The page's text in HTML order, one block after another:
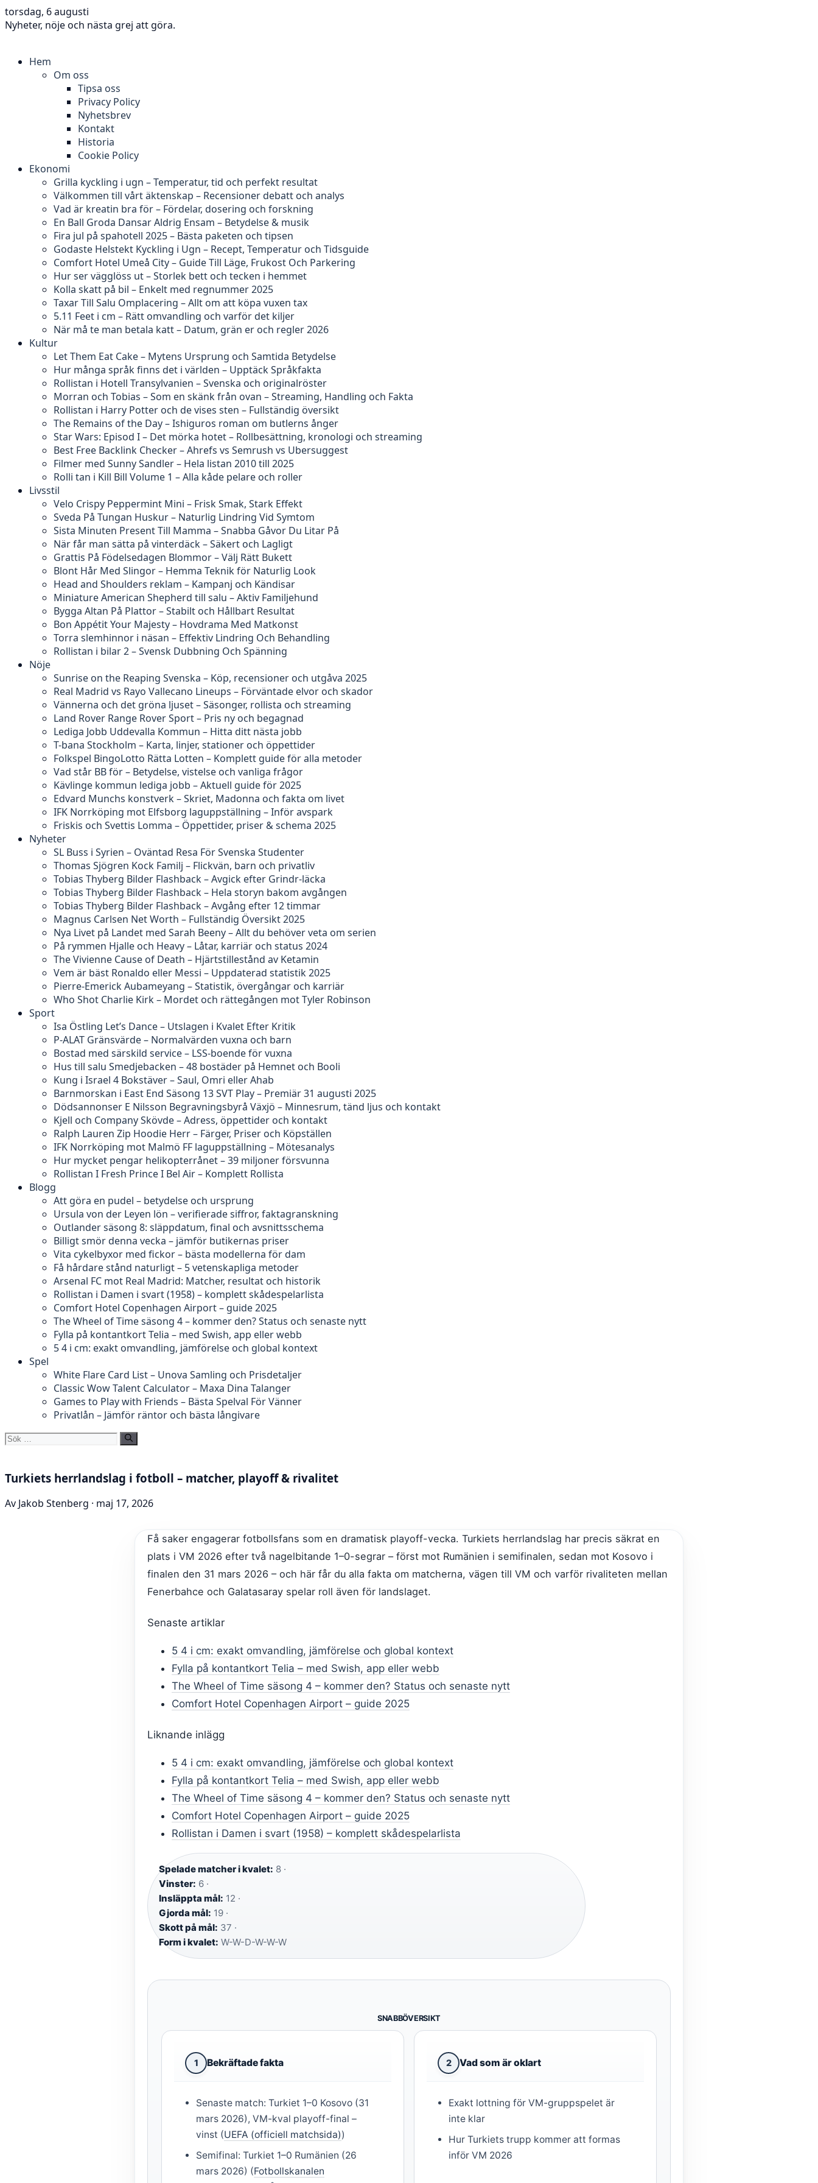
torsdag, 6 augusti
Nyheter, nöje och nästa grej att göra.
Hem
Om oss
Tipsa oss
Privacy Policy
Nyhetsbrev
Kontakt
Historia
Cookie Policy
Ekonomi
Grilla kyckling i ugn – Temperatur, tid och perfekt resultat
Välkommen till vårt äktenskap – Recensioner debatt och analys
Vad är kreatin bra för – Fördelar, dosering och forskning
En Ball Groda Dansar Aldrig Ensam – Betydelse & musik
Fira jul på spahotell 2025 – Bästa paketen och tipsen
Godaste Helstekt Kyckling i Ugn – Recept, Temperatur och Tidsguide
Comfort Hotel Umeå City – Guide Till Läge, Frukost Och Parkering
Hur ser vägglöss ut – Storlek bett och tecken i hemmet
Kolla skatt på bil – Enkelt med regnummer 2025
Taxar Till Salu Omplacering – Allt om att köpa vuxen tax
5.11 Feet i cm – Rätt omvandling och varför det kiljer
När må te man betala katt – Datum, grän er och regler 2026
Kultur
Let Them Eat Cake – Mytens Ursprung och Samtida Betydelse
Hur många språk finns det i världen – Upptäck Språkfakta
Rollistan i Hotell Transylvanien – Svenska och originalröster
Morran och Tobias – Som en skänk från ovan – Streaming, Handling och Fakta
Rollistan i Harry Potter och de vises sten – Fullständig översikt
The Remains of the Day – Ishiguros roman om butlerns ånger
Star Wars: Episod I – Det mörka hotet – Rollbesättning, kronologi och streaming
Best Free Backlink Checker – Ahrefs vs Semrush vs Ubersuggest
Filmer med Sunny Sandler – Hela listan 2010 till 2025
Rolli tan i Kill Bill Volume 1 – Alla kåde pelare och roller
Livsstil
Velo Crispy Peppermint Mini – Frisk Smak, Stark Effekt
Sveda På Tungan Huskur – Naturlig Lindring Vid Symtom
Sista Minuten Present Till Mamma – Snabba Gåvor Du Litar På
När får man sätta på vinterdäck – Säkert och Lagligt
Grattis På Födelsedagen Blommor – Välj Rätt Bukett
Blont Hår Med Slingor – Hemma Teknik för Naturlig Look
Head and Shoulders reklam – Kampanj och Kändisar
Miniature American Shepherd till salu – Aktiv Familjehund
Bygga Altan På Plattor – Stabilt och Hållbart Resultat
Bon Appétit Your Majesty – Hovdrama Med Matkonst
Torra slemhinnor i näsan – Effektiv Lindring Och Behandling
Rollistan i bilar 2 – Svensk Dubbning Och Spänning
Nöje
Sunrise on the Reaping Svenska – Köp, recensioner och utgåva 2025
Real Madrid vs Rayo Vallecano Lineups – Förväntade elvor och skador
Vännerna och det gröna ljuset – Säsonger, rollista och streaming
Land Rover Range Rover Sport – Pris ny och begagnad
Lediga Jobb Uddevalla Kommun – Hitta ditt nästa jobb
T-bana Stockholm – Karta, linjer, stationer och öppettider
Folkspel BingoLotto Rätta Lotten – Komplett guide för alla metoder
Vad står BB för – Betydelse, vistelse och vanliga frågor
Kävlinge kommun lediga jobb – Aktuell guide för 2025
Edvard Munchs konstverk – Skriet, Madonna och fakta om livet
IFK Norrköping mot Elfsborg laguppställning – Inför avspark
Friskis och Svettis Lomma – Öppettider, priser & schema 2025
Nyheter
SL Buss i Syrien – Oväntad Resa För Svenska Studenter
Thomas Sjögren Kock Familj – Flickvän, barn och privatliv
Tobias Thyberg Bilder Flashback – Avgick efter Grindr-läcka
Tobias Thyberg Bilder Flashback – Hela storyn bakom avgången
Tobias Thyberg Bilder Flashback – Avgång efter 12 timmar
Magnus Carlsen Net Worth – Fullständig Översikt 2025
Nya Livet på Landet med Sarah Beeny – Allt du behöver veta om serien
På rymmen Hjalle och Heavy – Låtar, karriär och status 2024
The Vivienne Cause of Death – Hjärtstillestånd av Ketamin
Vem är bäst Ronaldo eller Messi – Uppdaterad statistik 2025
Pierre-Emerick Aubameyang – Statistik, övergångar och karriär
Who Shot Charlie Kirk – Mordet och rättegången mot Tyler Robinson
Sport
Isa Östling Let’s Dance – Utslagen i Kvalet Efter Kritik
P-ALAT Gränsvärde – Normalvärden vuxna och barn
Bostad med särskild service – LSS-boende för vuxna
Hus till salu Smedjebacken – 48 bostäder på Hemnet och Booli
Kung i Israel 4 Bokstäver – Saul, Omri eller Ahab
Barnmorskan i East End Säsong 13 SVT Play – Premiär 31 augusti 2025
Dödsannonser E Nilsson Begravningsbyrå Växjö – Minnesrum, tänd ljus och kontakt
Kjell och Company Skövde – Adress, öppettider och kontakt
Ralph Lauren Zip Hoodie Herr – Färger, Priser och Köpställen
IFK Norrköping mot Malmö FF laguppställning – Mötesanalys
Hur mycket pengar helikopterrånet – 39 miljoner försvunna
Rollistan I Fresh Prince I Bel Air – Komplett Rollista
Blogg
Att göra en pudel – betydelse och ursprung
Ursula von der Leyen lön – verifierade siffror, faktagranskning
Outlander säsong 8: släppdatum, final och avsnittsschema
Billigt smör denna vecka – jämför butikernas priser
Vita cykelbyxor med fickor – bästa modellerna för dam
Få hårdare stånd naturligt – 5 vetenskapliga metoder
Arsenal FC mot Real Madrid: Matcher, resultat och historik
Rollistan i Damen i svart (1958) – komplett skådespelarlista
Comfort Hotel Copenhagen Airport – guide 2025
The Wheel of Time säsong 4 – kommer den? Status och senaste nytt
Fylla på kontantkort Telia – med Swish, app eller webb
5 4 i cm: exakt omvandling, jämförelse och global kontext
Spel
White Flare Card List – Unova Samling och Prisdetaljer
Classic Wow Talent Calculator – Maxa Dina Talanger
Games to Play with Friends – Bästa Spelval För Vänner
Privatlån – Jämför räntor och bästa långivare
Sök
Turkiets herrlandslag i fotboll – matcher, playoff & rivalitet
Av Jakob Stenberg · maj 17, 2026
Få saker engagerar fotbollsfans som en dramatisk playoff-vecka. Turkiets herrlandslag har precis säkrat en
plats i VM 2026 efter två nagelbitande 1–0-segrar – först mot Rumänien i semifinalen, sedan mot Kosovo i
finalen den 31 mars 2026 – och här får du alla fakta om matcherna, vägen till VM och varför rivaliteten mellan
Fenerbahce och Galatasaray spelar roll även för landslaget.
Senaste artiklar
5 4 i cm: exakt omvandling, jämförelse och global kontext
Fylla på kontantkort Telia – med Swish, app eller webb
The Wheel of Time säsong 4 – kommer den? Status och senaste nytt
Comfort Hotel Copenhagen Airport – guide 2025
Liknande inlägg
5 4 i cm: exakt omvandling, jämförelse och global kontext
Fylla på kontantkort Telia – med Swish, app eller webb
The Wheel of Time säsong 4 – kommer den? Status och senaste nytt
Comfort Hotel Copenhagen Airport – guide 2025
Rollistan i Damen i svart (1958) – komplett skådespelarlista
Spelade matcher i kvalet: 8 ·
Vinster: 6 ·
Insläppta mål: 12 ·
Gjorda mål: 19 ·
Skott på mål: 37 ·
Form i kvalet: W-W-D-W-W-W
SNABBÖVERSIKT
1 Bekräftade fakta
Senaste match: Turkiet 1–0 Kosovo (31
mars 2026), VM-kval playoff-final –
vinst (UEFA (officiell matchsida))
Semifinal: Turkiet 1–0 Rumänien (26
mars 2026) (Fotbollskanalen
2 Vad som är oklart
Exakt lottning för VM-gruppspelet är
inte klar
Hur Turkiets trupp kommer att formas
inför VM 2026